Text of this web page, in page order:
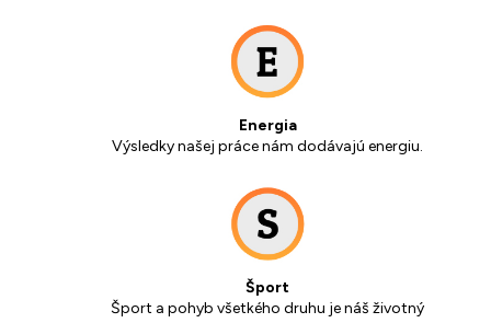
Energia
Výsledky našej práce nám dodávajú energiu.
Šport
Šport a pohyb všetkého druhu je náš životný